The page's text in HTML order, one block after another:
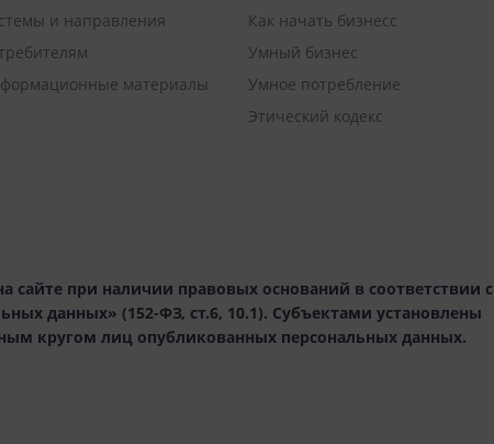
и направления
материалы
Как начать бизнесс
Умный бизнес
Умное потребление
Этический кодекс
при наличии правовых оснований в соответствии с
данных» (152-ФЗ, ст.6, 10.1). Субъектами установлены
кругом лиц опубликованных персональных данных.